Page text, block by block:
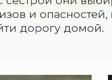
и
дорогу домой.